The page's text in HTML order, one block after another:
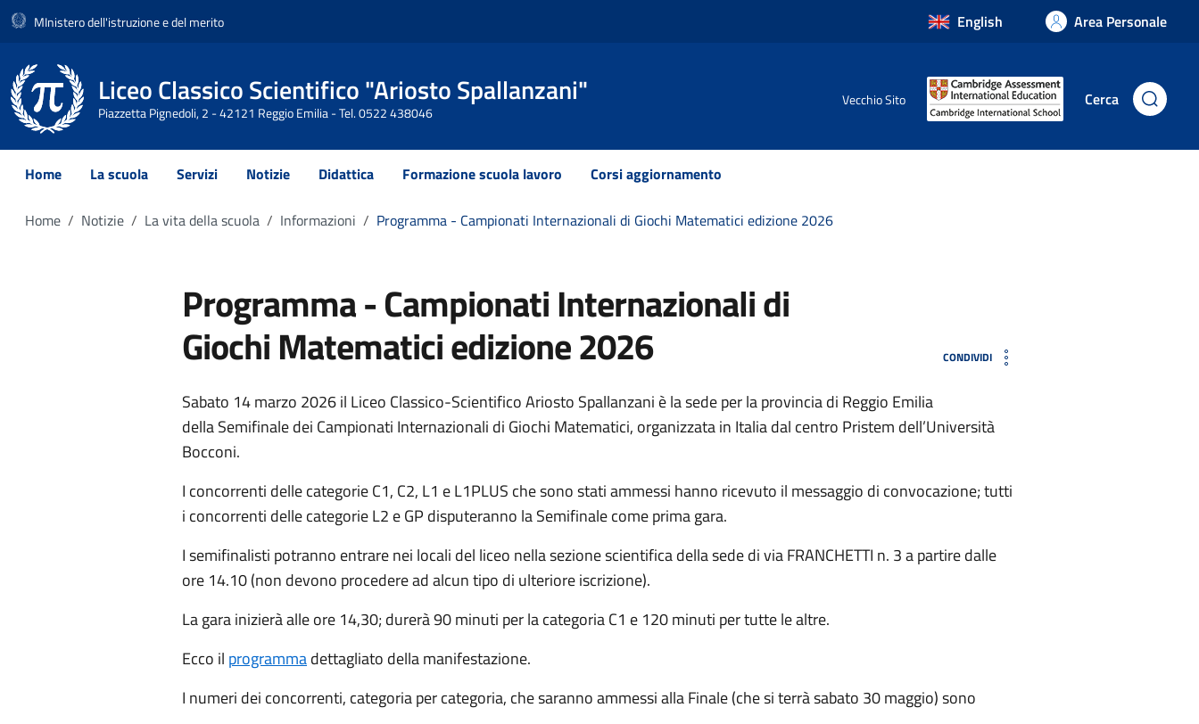
MInistero dell'istruzione e del merito English Area Personale
Liceo Classico Scientifico "Ariosto Spallanzani"
Piazzetta Pignedoli, 2 - 42121 Reggio Emilia - Tel. 0522 438046
Vecchio Sito Cerca
Home La scuola Servizi Notizie Didattica Formazione scuola lavoro Corsi aggiornamento
Home Notizie La vita della scuola Informazioni Programma - Campionati Internazionali di Giochi Matematici edizione 2026
Programma - Campionati Internazionali di
Giochi Matematici edizione 2026 CONDIVIDI
Sabato 14 marzo 2026 il Liceo Classico-Scientifico Ariosto Spallanzani è la sede per la provincia di Reggio Emilia
della Semifinale dei Campionati Internazionali di Giochi Matematici, organizzata in Italia dal centro Pristem dell’Università
Bocconi.
I concorrenti delle categorie C1, C2, L1 e L1PLUS che sono stati ammessi hanno ricevuto il messaggio di convocazione; tutti
i concorrenti delle categorie L2 e GP disputeranno la Semifinale come prima gara.
I semifinalisti potranno entrare nei locali del liceo nella sezione scientifica della sede di via FRANCHETTI n. 3 a partire dalle
ore 14.10 (non devono procedere ad alcun tipo di ulteriore iscrizione).
La gara inizierà alle ore 14,30; durerà 90 minuti per la categoria C1 e 120 minuti per tutte le altre.
Ecco il programmadettagliato della manifestazione.
I numeri dei concorrenti, categoria per categoria, che saranno ammessi alla Finale (che si terrà sabato 30 maggio) sono